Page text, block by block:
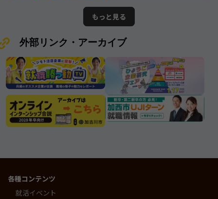
が誇る優良企業”と呼ぶにふさわしい
存在です。
の情報となります。ムツミ商事株式
会社
もっと見る
外部リンク・アーカイブ
各種コンテンツ
就活イベント